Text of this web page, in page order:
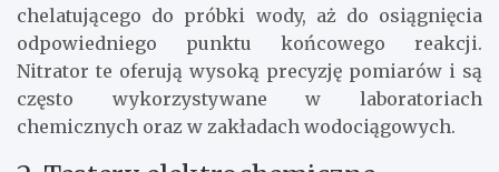
chelatującego do próbki wody, aż do osiągnięcia
odpowiedniego punktu końcowego reakcji.
Nitrator te oferują wysoką precyzję pomiarów i są
często wykorzystywane w laboratoriach
chemicznych oraz w zakładach wodociągowych.